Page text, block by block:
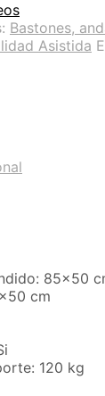
Bastones,
Asistida
85×50
cm
120 kg